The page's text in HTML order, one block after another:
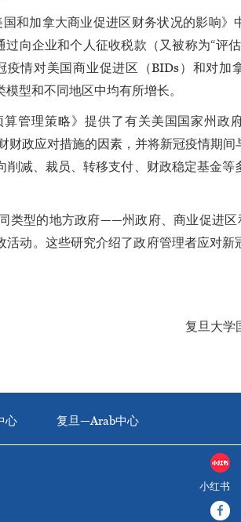
和加拿大商业促进区财务状况的影响》
向企业和个人征收税款（又被称为“评
情对美国商业促进区（BIDs）和对加
型和不同地区中均有所增长。
管理策略》提供了有关美国国家州政
财政应对措施的因素，并将新冠疫情期
减、裁员、转移支付、财政稳定基金等
类型的地方政府——州政府、商业促进
动。这些研究介绍了政府管理者应对新
复旦大学
心 复旦—Arab中心
小红书